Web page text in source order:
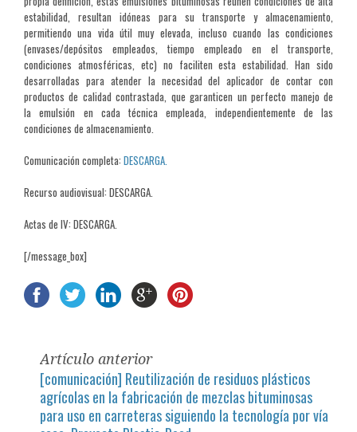
estabilidad, resultan idóneas para su transporte y almacenamiento,
permitiendo una vida útil muy elevada, incluso cuando las condiciones
(envases/depósitos empleados, tiempo empleado en el transporte,
condiciones atmosféricas, etc) no faciliten esta estabilidad. Han sido
desarrolladas para atender la necesidad del aplicador de contar con
productos de calidad contrastada, que garanticen un perfecto manejo de
la emulsión en cada técnica empleada, independientemente de las
condiciones de almacenamiento.
Comunicación completa: DESCARGA.
Recurso audiovisual: DESCARGA.
Actas de IV: DESCARGA.
[/message_box]
Artículo anterior
[comunicación] Reutilización de residuos plásticos
agrícolas en la fabricación de mezclas bituminosas
para uso en carreteras siguiendo la tecnología por vía